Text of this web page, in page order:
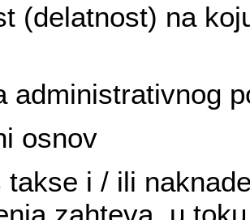
(delatnost) na
administrativnog
osnov
takse i / ili